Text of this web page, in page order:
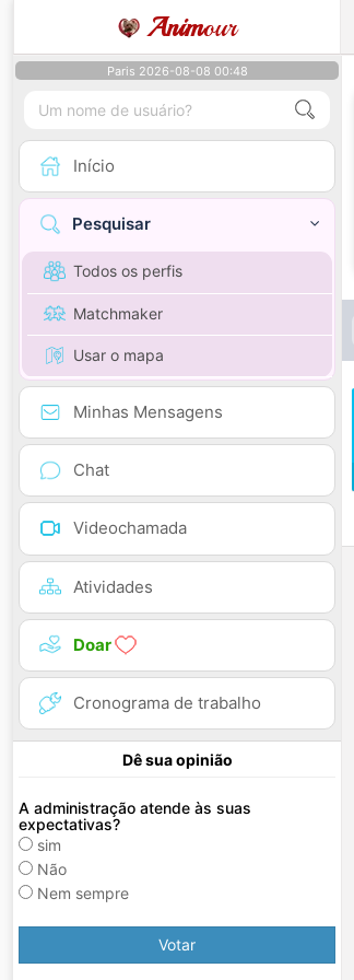
Animour
Paris 2026-08-08 00:48
Início
Pesquisar
Todos os perfis
Matchmaker
Usar o mapa
Minhas Mensagens
Chat
Videochamada
Atividades
Doar
Cronograma de trabalho
Dê sua opinião
A administração atende às suas
expectativas?
sim
Não
Nem sempre
Votar